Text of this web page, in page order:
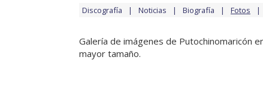
Discografía Noticias Biografía Fotos
Galería de imágenes de Putochinomaricón
mayor tamaño.